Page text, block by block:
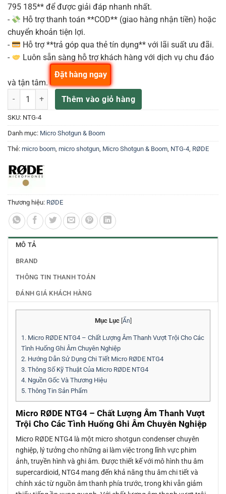
795 185** để được giải đáp nhanh nhất.
-
Hỗ trợ thanh toán **COD** (giao hàng nhận tiền) hoặc
chuyển khoản tiện lợi.
-
Hỗ trợ **trả góp qua thẻ tín dụng** với lãi suất ưu đãi.
-
Luôn sẵn sàng hỗ trợ khách hàng với dịch vụ chu đáo
và tận tâm.
MICRO RODE NTG4 số lượngThêm vào giỏ hàng
Đặt hàng ngay
SKU: NTG-4
Danh mục: Micro Shotgun & Boom
Thẻ: micro boom, micro shotgun, Micro Shotgun & Boom, NTG-4, RØDE
Thương hiệu: RØDE
MÔ TẢ
BRAND
THÔNG TIN THANH TOÁN
ĐÁNH GIÁ KHÁCH HÀNG
Mục Lục [Ẩn]
1. Micro RØDE NTG4 – Chất Lượng Âm Thanh Vượt Trội Cho Các
Tình Huống Ghi Âm Chuyên Nghiệp
2. Hướng Dẫn Sử Dụng Chi Tiết Micro RØDE NTG4
3. Thông Số Kỹ Thuật Của Micro RØDE NTG4
4. Nguồn Gốc Và Thương Hiệu
5. Thông Tin Sản Phẩm
Micro RØDE NTG4 – Chất Lượng Âm Thanh Vượt
Trội Cho Các Tình Huống Ghi Âm Chuyên Nghiệp
Micro RØDE NTG4 là một micro shotgun condenser chuyên
nghiệp, lý tưởng cho những ai làm việc trong lĩnh vực phim
ảnh, truyền hình và ghi âm. Được thiết kế với mô hình thu âm
supercardioid, NTG4 mang đến khả năng thu âm chi tiết và
chính xác từ nguồn âm thanh phía trước, trong khi vẫn giảm